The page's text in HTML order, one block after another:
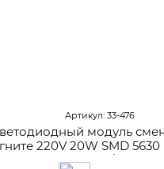
Артикул: 33-476
модуль
220V 20W SMD
(LW-02/40)